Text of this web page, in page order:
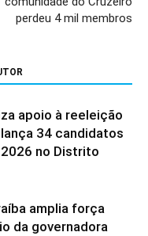
perdeu 4 mil membros
apoio à reeleição
34 candidatos
no Distrito
amplia força
da governadora